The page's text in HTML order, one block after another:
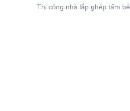
Thi công nhà lắp ghép tấm